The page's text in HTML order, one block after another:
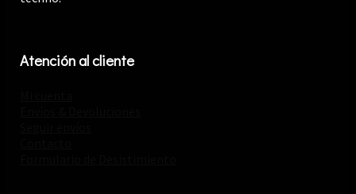
Atención al cliente